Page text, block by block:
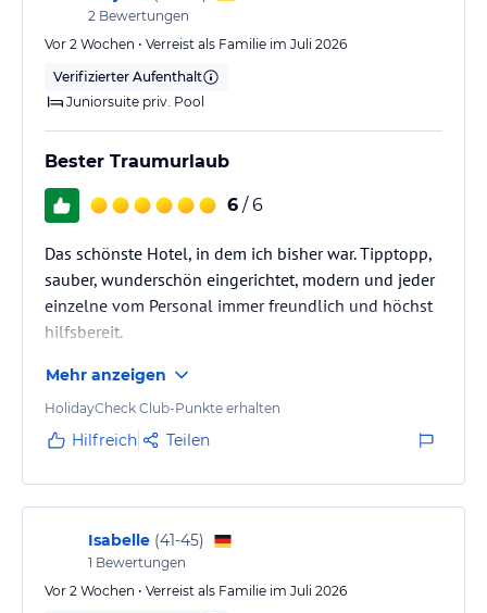
2 Bewertungen
Vor 2 Wochen • Verreist als Familie im Juli 2026
Verifizierter Aufenthalt
Juniorsuite priv. Pool
Bester Traumurlaub
6 / 6
Das schönste Hotel, in dem ich bisher war. Tipptopp,
sauber, wunderschön eingerichtet, modern und jeder
einzelne vom Personal immer freundlich und höchst
hilfsbereit.
Mehr anzeigen
HolidayCheck Club-Punkte erhalten
Hilfreich Teilen
Isabelle (41-45)
1 Bewertungen
Vor 2 Wochen • Verreist als Familie im Juli 2026